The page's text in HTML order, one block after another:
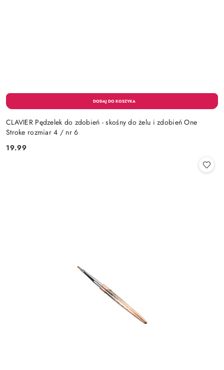
CLAVIER Pędzelek do zdobień - skośny do żelu i zdobień One
Stroke rozmiar 4 / nr 6
Cena:
19.99